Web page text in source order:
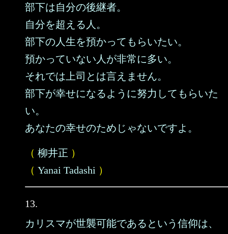
部下は自分の後継者。
自分を超える人。
部下の人生を預かってもらいたい。
預かっていない人が非常に多い。
それでは上司とは言えません。
部下が幸せになるように努力してもらいた
い。
あなたの幸せのためじゃないですよ。
（ 柳井正 ）
（ Yanai Tadashi ）
13.
カリスマが世襲可能であるという信仰は、